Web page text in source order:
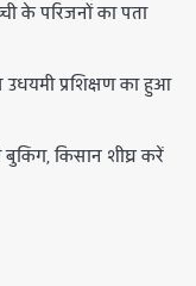
के परिजनों का पता
उधयमी प्रशिक्षण का हुआ
किसान शीघ्र करें